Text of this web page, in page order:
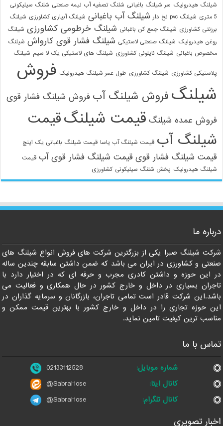
شیلنگ هیدرولیک سر شیلنگ باغبانی شلنگ تصفیه آب نیمه صنعتی شلنگ سیلیکونی
5 متری
شیلنگ pvc نخ دار شیلنگ آب باغبانی شیلنگ آبیاری کشاورزی شیلنگ
برزنتی کشاورزی شیلنگ جمع کن باغبانی شیلنگ خرطومی کشاورزی شیلنگ
روغن هیدرولیک شیلنگ صنعتی لاستیکی شیلنگ فشار قوی کارواش شیلنگ
مخصوص باغبانی شیلنگ نایلونی کشاورزی شیلنگ های لاستیکی یک لا سیم شیلنگ
پلاستیکی کشاورزی شیلنگ کشاورزی طول عمر شیلنگ هیدرولیک فروش
شیلنگ فروش شیلنگ آب فروش شیلنگ فشار قوی
فروش عمده شیلنگ قیمت شیلنگقیمت
شیلنگ آب قیمت شیلنگ آب یاسا قیمت شیلنگ باغبانی یک اینچ
قیمت شیلنگ فشار قوی قیمت شیلنگ فشار قوی آب قیمت
شیلنگ هیدرولیک پخش شلنگ سیلیکونی کشاورزی
درباره ما
شرکت شیلنگ صبرا یکی از بزرگترین شرکت های فروش انواع شیلنگ های
صنعتی و کشاورزی در ایران می باشد که ضمن داشتن سابقه چندین ساله
در این حوزه و داشتن کادری مجرب و حرفه ای که در اختیار دارد با
تاجران بسیاری در داخل و خارج کشور در حال همکاری و فعالیت می
باشد.این شرکت قادر است تمامی تاجران، بازرگانان و سرمایه گذاران در
این حوزه تجاری را در داخل و خارج کشور با بهترین قیمت ممکن و
مناسب ترین کیفیت تامین نماید.
تماس با ما
شماره موبایل:
02133112528
کانال ایتا:
@SabraHose
کانال تلگرام:
@SabraHose
اخبار تصویری
021-33112528